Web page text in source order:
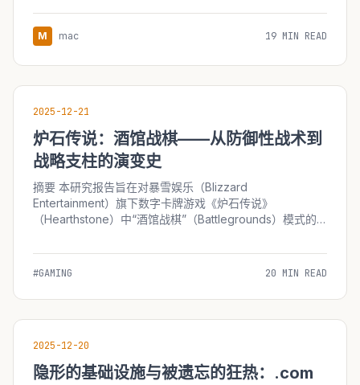
M mac 19 MIN READ
2025-12-21
炉石传说：酒馆战棋——从防御性战术到
战略支柱的演变史
摘要 本研究报告旨在对暴雪娱乐（Blizzard
Entertainment）旗下数字卡牌游戏《炉石传说》
（Hearthstone）中“酒馆战棋”（Battlegrounds）模式的
进行详尽的史实重构与分析。2019年，面对...
#GAMING 20 MIN READ
2025-12-20
隐形的基础设施与被遗忘的狂热：.com